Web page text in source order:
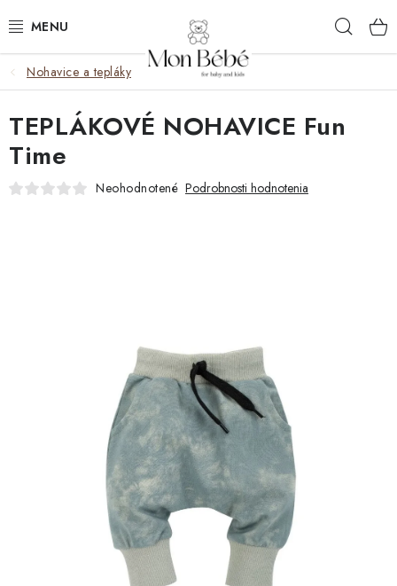
na
ZĽAVY
OBLEČENIE
VÝBAVA
DARČEKOVÉ BOXY
Všeobecné obchodné podmienky
Podmienky ochrany osobných údajov a poučenie o cookies
Reklamačný poriadok
Reklamačný formulár
Formulár na odstúpenie od zmluvy
Moja objednávka
Nohavice a tepláky
TEPLÁKOVÉ NOHAVICE Fun
Time
Neohodnotené Podrobnosti hodnotenia